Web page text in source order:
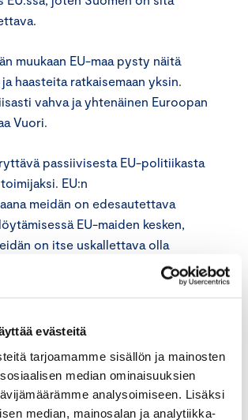
evästeitä
tarjoamamme sisällön ja mainosten
median ominaisuuksien
analysoimiseen. Lisäksi
median, mainosalan ja analytiikka-
muukaan EU-maa pysty näitä
haasteita ratkaisemaan yksin.
vahva ja yhtenäinen Euroopan
Vuori.
passiivisesta EU-politiikasta
EU:n
meidän on edesautettava
EU-maiden kesken,
on itse uskallettava olla
näin voimme turvata myös omat
ja varmistaa
käyvien puolueiden tuoreissa
muodostaja Antti Rinteelle